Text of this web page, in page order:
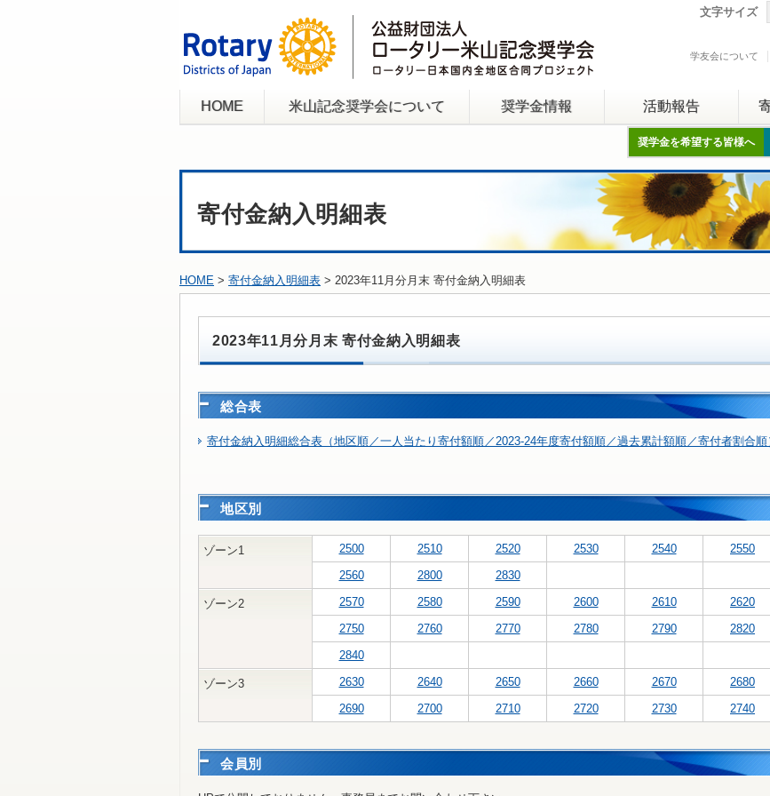
文字サイズ
学友会について
HOME 米山記念奨学会について 奨学金情報 活動報告
奨学金を希望する皆様へ
寄付金納入明細表
HOME > 寄付金納入明細表 > 2023年11月分月末 寄付金納入明細表
2023年11月分月末 寄付金納入明細表
総合表
寄付金納入明細総合表（地区順／一人当たり寄付額順／2023-24年度寄付額順／過去累計額順／寄付者割合順
地区別
ゾーン1 2500 2510 2520 2530 2540
2550
2560
2800 2830
ゾーン2 2570 2580 2590 2600 2610
2620
2750
2760 2770 2780 2790
2820
2840
ゾーン3 2630 2640 2650 2660 2670
2680
2690
2700 2710 2720 2730 2740
会員別